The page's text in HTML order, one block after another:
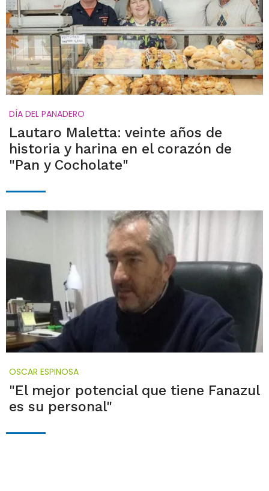
DÍA DEL PANADERO
Lautaro Maletta: veinte años de
historia y harina en el corazón de
"Pan y Cocholate"
OSCAR ESPINOSA
"El mejor potencial que tiene Fanazul
es su personal"